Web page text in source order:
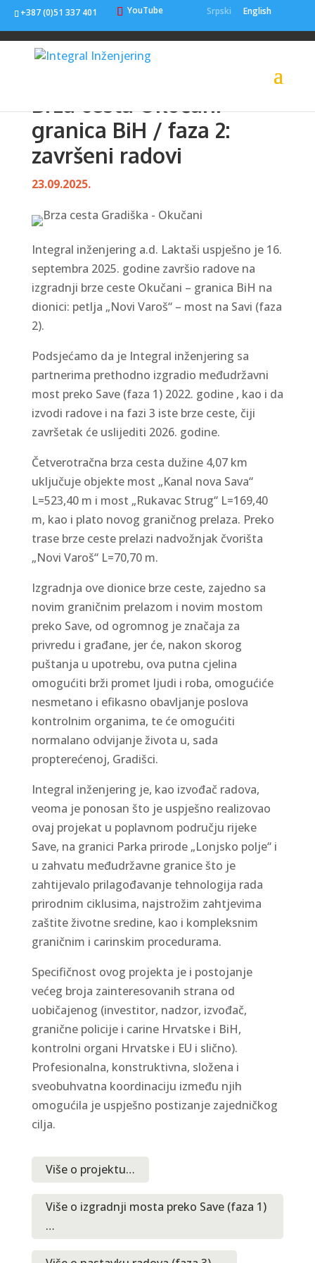
+387 (0)51 337 401 YouTube Srpski English
Brza cesta Okučani –
granica BiH / faza 2:
završeni radovi
23.09.2025.
Integral inženjering a.d. Laktaši uspješno je 16.
septembra 2025. godine završio radove na
izgradnji brze ceste Okučani – granica BiH na
dionici: petlja „Novi Varoš“ – most na Savi (faza
2).
Podsjećamo da je Integral inženjering sa
partnerima prethodno izgradio međudržavni
most preko Save (faza 1) 2022. godine , kao i da
izvodi radove i na fazi 3 iste brze ceste, čiji
završetak će uslijediti 2026. godine.
Četverotračna brza cesta dužine 4,07 km
uključuje objekte most „Kanal nova Sava“
L=523,40 m i most „Rukavac Strug“ L=169,40
m, kao i plato novog graničnog prelaza. Preko
trase brze ceste prelazi nadvožnjak čvorišta
„Novi Varoš“ L=70,70 m.
Izgradnja ove dionice brze ceste, zajedno sa
novim graničnim prelazom i novim mostom
preko Save, od ogromnog je značaja za
privredu i građane, jer će, nakon skorog
puštanja u upotrebu, ova putna cjelina
omogućiti brži promet ljudi i roba, omogućiće
nesmetano i efikasno obavljanje poslova
kontrolnim organima, te će omogućiti
normalano odvijanje života u, sada
propterećenoj, Gradišci.
Integral inženjering je, kao izvođač radova,
veoma je ponosan što je uspješno realizovao
ovaj projekat u poplavnom području rijeke
Save, na granici Parka prirode „Lonjsko polje“ i
u zahvatu međudržavne granice što je
zahtijevalo prilagođavanje tehnologija rada
prirodnim ciklusima, najstrožim zahtjevima
zaštite životne sredine, kao i kompleksnim
graničnim i carinskim procedurama.
Specifičnost ovog projekta je i postojanje
većeg broja zainteresovanih strana od
uobičajenog (investitor, nadzor, izvođač,
granične policije i carine Hrvatske i BiH,
kontrolni organi Hrvatske i EU i slično).
Profesionalna, konstruktivna, složena i
sveobuhvatna koordinaciju između njih
omogućila je uspješno postizanje zajedničkog
cilja.
Više o projektu…
Više o izgradnji mosta preko Save (faza 1)
…